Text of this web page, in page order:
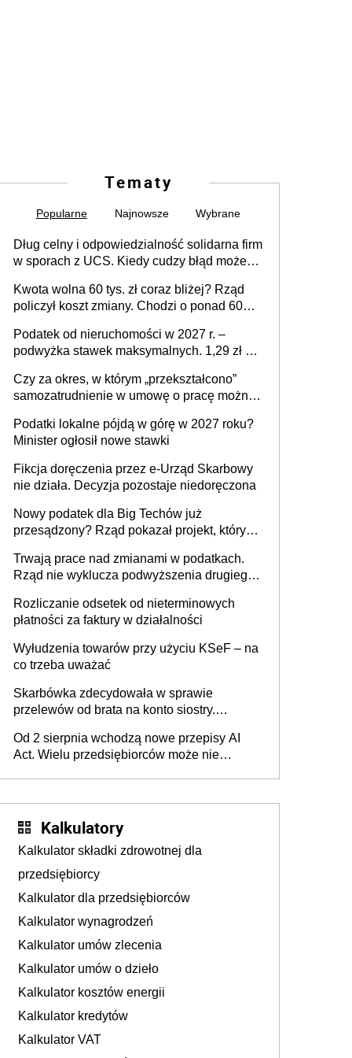
Tematy
Popularne Najnowsze Wybrane
Dług celny i odpowiedzialność solidarna firm
w sporach z UCS. Kiedy cudzy błąd może
Kwota wolna 60 tys. zł coraz bliżej? Rząd
policzył koszt zmiany. Chodzi o ponad 60
Podatek od nieruchomości w 2027 r. –
podwyżka stawek maksymalnych. 1,29 zł za
budynków i lokali związanych z
prowadzeniem działalności gospodarczej
Czy za okres, w którym „przekształcono”
samozatrudnienie w umowę o pracę można
umowy cywilnoprawnej jedynym
racjonalnym wyjściem
Podatki lokalne pójdą w górę w 2027 roku?
Minister ogłosił nowe stawki
Fikcja doręczenia przez e-Urząd Skarbowy
nie działa. Decyzja pozostaje niedoręczona
Nowy podatek dla Big Techów już
przesądzony? Rząd pokazał projekt, który
Trwają prace nad zmianami w podatkach.
Rząd nie wyklucza podwyższenia drugiego
Rozliczanie odsetek od nieterminowych
płatności za faktury w działalności
Wyłudzenia towarów przy użyciu KSeF – na
co trzeba uważać
Skarbówka zdecydowała w sprawie
przelewów od brata na konto siostry.
darowizna, ale podatku jednak nie będzie
Od 2 sierpnia wchodzą nowe przepisy AI
Act. Wielu przedsiębiorców może nie
Kalkulatory
Kalkulator składki zdrowotnej dla
przedsiębiorcy
Kalkulator dla przedsiębiorców
Kalkulator wynagrodzeń
Kalkulator umów zlecenia
Kalkulator umów o dzieło
Kalkulator kosztów energii
Kalkulator kredytów
Kalkulator VAT